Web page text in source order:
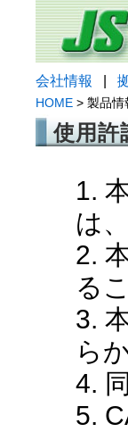
会社情報
HOME > 製品情
使用許
1.
は
2.
る
3.
ら
4.
5.